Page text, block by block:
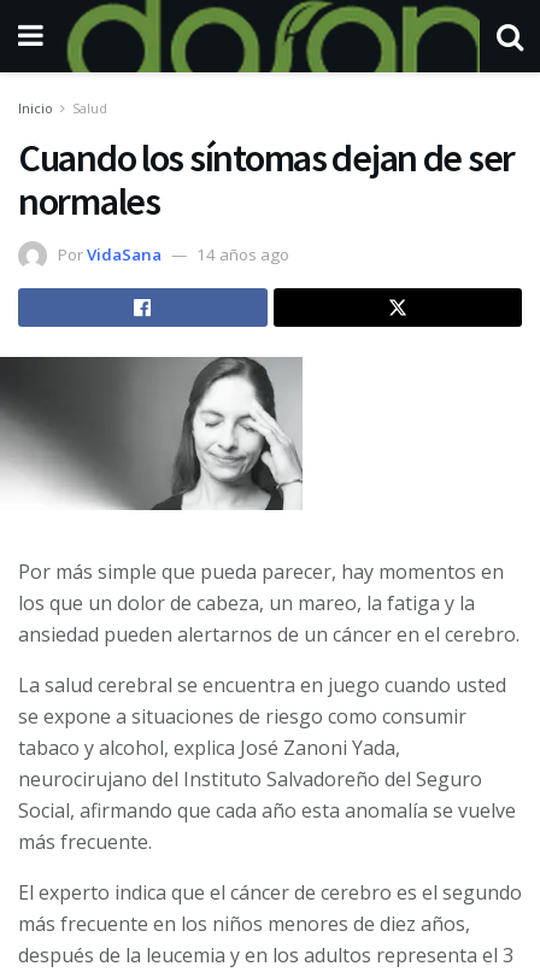
Inicio Salud
Cuando los síntomas dejan de ser
normales
PorVidaSana 14 años ago
Por más simple que pueda parecer, hay momentos en
los que un dolor de cabeza, un mareo, la fatiga y la
ansiedad pueden alertarnos de un cáncer en el cerebro.
La salud cerebral se encuentra en juego cuando usted
se ex­pone a situaciones de riesgo como consumir
tabaco y alco­hol, explica José Zanoni Yada,
neurocirujano del Instituto Salvadoreño del Seguro
Social, afirmando que cada año esta anomalía se vuelve
más fre­cuente.
El experto indica que el cáncer de cerebro es el segundo
más frecuente en los niños meno­res de diez años,
después de la leucemia y en los adultos re­presenta el 3